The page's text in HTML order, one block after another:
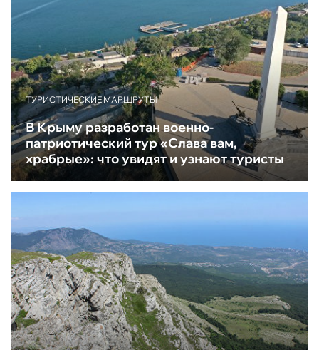
ТУРИСТИЧЕСКИЕ МАРШРУТЫ
В Крыму разработан военно-
патриотический тур «Слава вам,
храбрые»: что увидят и узнают туристы